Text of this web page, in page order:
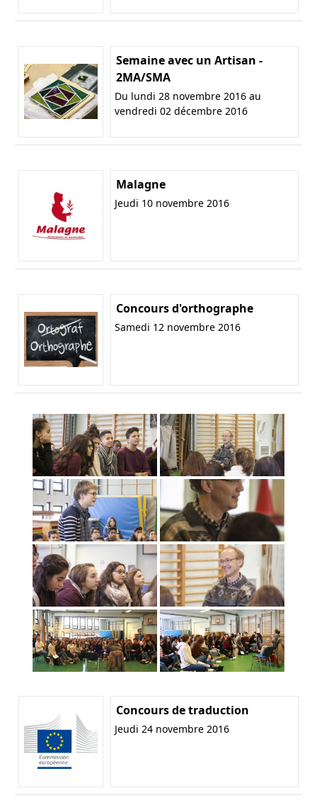
Semaine avec un Artisan -
2MA/SMA
Du lundi 28 novembre 2016 au
vendredi 02 décembre 2016
Malagne
Jeudi 10 novembre 2016
Concours d'orthographe
Samedi 12 novembre 2016
Concours de traduction
Jeudi 24 novembre 2016